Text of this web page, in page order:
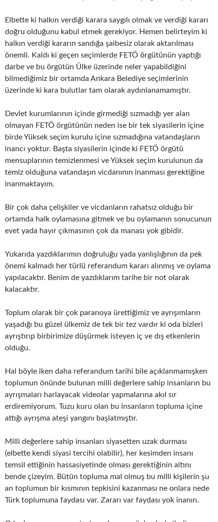
Elbette ki halkın verdiği karara saygılı olmak ve verdiği kararı
doğru olduğunu kabul etmek gerekiyor. Hemen belirteyim ki
halkın verdiği kararın sandığa şaibesiz olarak aktarılması
önemli. Kaldı ki geçen seçimlerde FETÖ örgütünün yaptığı
darbe ve bu örgütün Ülke üzerinde neler yapabildiğini
bilmediğimiz bir ortamda Ankara Belediye seçimlerinin
üzerinde ki kara bulutlar tam olarak aydınlanamamıştır.
Devlet kurumlarının içinde girmediği sızmadığı yer alan
olmayan FETÖ örgütünün neden ise bir tek siyasilerin içine
birde Yüksek seçim kurulu içine sızmadığına vatandaşların
inancı yoktur. Başta siyasilerin içinde ki FETÖ örgütü
mensuplarının temizlenmesi ve Yüksek seçim kurulunun da
temiz olduğuna vatandaşın vicdanının inanması gerektiğine
inanmaktayım.
Bir çok daha çelişkiler ve vicdanların rahatsız olduğu bir
ortamda halk oylamasına gitmek ve bu oylamanın sonucunun
evet yada hayır çıkmasının çok da manası yok gibidir.
Yukarıda yazdıklarımın doğruluğu yada yanlışlığının da pek
önemi kalmadı her türlü referandum kararı alınmış ve oylama
yapılacaktır. Benim de yazdıklarım tarihe bir not olarak
kalacaktır.
Toplum olarak bir çok paranoya ürettiğimiz ve ayrışımların
yaşadığı bu güzel ülkemiz de tek bir tez vardır ki oda bizleri
ayrıştırıp birbirimize düşürmek isteyen iç ve dış etkenlerin
olduğu.
Hal böyle iken daha referandum tarihi bile açıklanmamışken
toplumun önünde bulunan milli değerlere sahip insanların bu
ayrışmaları harlayacak videolar yapmalarına akıl sır
erdiremiyorum. Tuzu kuru olan bu insanların topluma içine
attığı ayrışma ateşi yangını başlatmıştır.
Milli değerlere sahip insanları siyasetten uzak durması
(elbette kendi siyasi tercihi olabilir), her kesimden insanı
temsil ettiğinin hassasiyetinde olması gerektiğinin altını
bende çizeyim. Bütün topluma mal olmuş bu milli kişilerin şu
an toplumun bir kısmının tepkisini kazanması ne onlara nede
Türk toplumuna faydası var. Zararı var faydası yok inanın.